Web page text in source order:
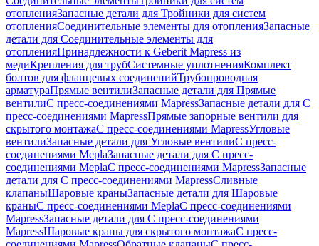
отопленияЗапасные детали для Тройники для систем
отопленияСоединительные элементы для отопленияЗапасные
детали для Соединительные элементы для
отопленияПринадлежности к Geberit Mapress из
медиКрепления для трубСистемные уплотненияКомплект
болтов для фланцевых соединенийТрубопроводная
арматураПрямые вентилиЗапасные детали для Прямые
вентилиС пресс-соединениями MapressЗапасные детали для С
пресс-соединениями MapressПрямые запорные вентили для
скрытого монтажаС пресс-соединениями MapressУгловые
вентилиЗапасные детали для Угловые вентилиС пресс-
соединениями MeplaЗапасные детали для С пресс-
соединениями MeplaС пресс-соединениями MapressЗапасные
детали для С пресс-соединениями MapressСливные
клапаныШаровые краныЗапасные детали для Шаровые
краныС пресс-соединениями MeplaС пресс-соединениями
MapressЗапасные детали для С пресс-соединениями
MapressШаровые краны для скрытого монтажаС пресс-